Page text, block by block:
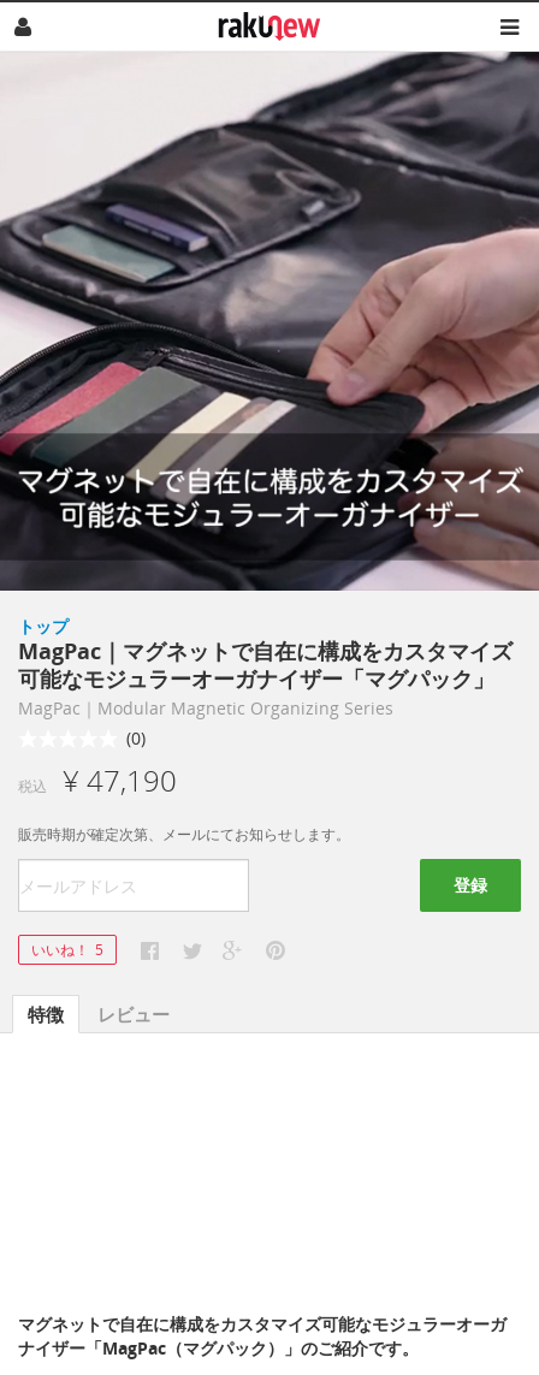
トップ
MagPac｜マグネットで自在に構成をカスタマイズ
可能なモジュラーオーガナイザー「マグパック」
MagPac｜Modular Magnetic Organizing Series
(0)
税込 ¥ 47,190
販売時期が確定次第、メールにてお知らせします。
登録
いいね！ 5
特徴 レビュー
マグネットで自在に構成をカスタマイズ可能なモジュラーオーガ
ナイザー「MagPac（マグパック）」のご紹介です。